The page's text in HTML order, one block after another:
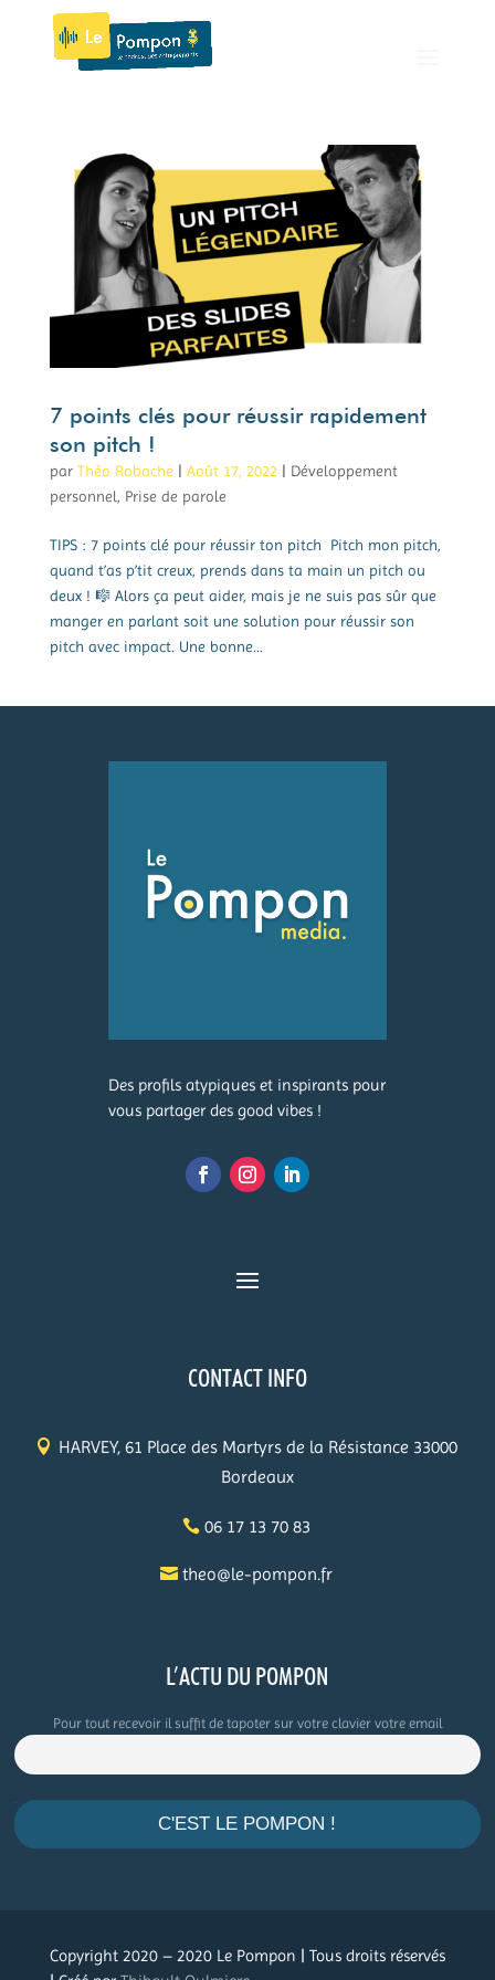
7 points clés pour réussir rapidement
son pitch !
par Théo Robache| Août 17, 2022 | Développement
personnel, Prise de parole
TIPS : 7 points clé pour réussir ton pitch Pitch mon pitch,
quand t’as p’tit creux, prends dans ta main un pitch ou
deux ! 🎼 Alors ça peut aider, mais je ne suis pas sûr que
manger en parlant soit une solution pour réussir son
pitch avec impact. Une bonne...
Des profils atypiques et inspirants pour
vous partager des good vibes !
CONTACT INFO
HARVEY, 61 Place des Martyrs de la Résistance 33000
Bordeaux
06 17 13 70 83
theo@le-pompon.fr
L’ACTU DU POMPON
Pour tout recevoir il suffit de tapoter sur votre clavier votre email
Copyright 2020 – 2020 Le Pompon | Tous droits réservés